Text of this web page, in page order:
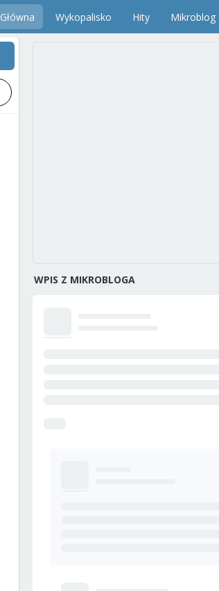
Główna Wykopalisko Hity Mikroblog
WPIS Z MIKROBLOGA